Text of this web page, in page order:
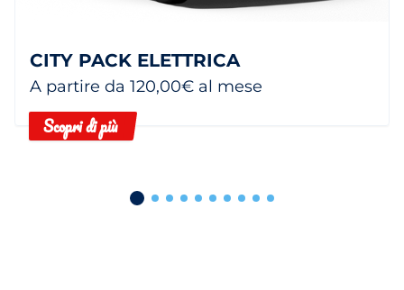
CITY PACK ELETTRICA
A partire da 120,00€ al mese
Scopri di più